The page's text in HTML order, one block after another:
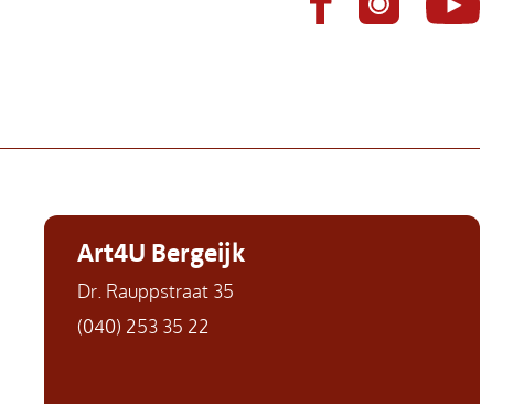
Art4U Bergeijk
Dr. Rauppstraat 35
(040) 253 35 22